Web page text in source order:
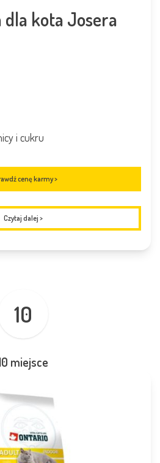
kota Josera
i cukru
cenę karmy >
Czytaj dalej >
10
miejsce